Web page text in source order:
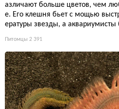
азличают больше цветов, чем
е. Его клешня бьет с мощью
ературы звезды, а аквариумисты
Питомцы 2 391